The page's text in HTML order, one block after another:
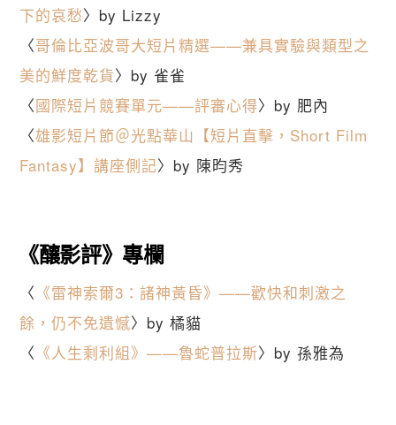
下的哀愁〉by Lizzy
〈哥倫比亞波哥大短片精選——兼具實驗與類型之
美的鮮度乾貨〉by 雀雀
〈國際短片競賽單元——評審心得〉by 肥內
〈雄影短片節＠光點華山【短片直擊，Short Film
Fantasy】講座側記〉by 陳昀秀
《釀影評》專欄
〈 《雷神索爾3：諸神黃昏》——歡快和刺激之
餘，仍不免遺憾〉by 橘貓
〈 《人生剩利組》——魯蛇普拉斯〉by 孫雅為